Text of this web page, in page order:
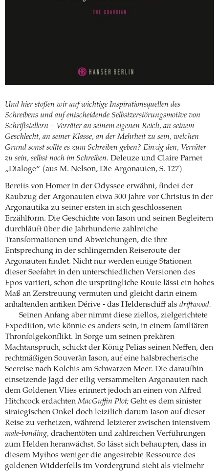
Und hier stoßen wir auf wichtige Inspirationsquellen des
Schreibens und auf entscheidende Selbstzerstörungsmotive von
Schriftstellern – Verräter an seinem eigenen Reich, an seinem
Geschlecht, an seiner Klasse, an der Mehrheit zu sein, welchen
Grund sonst sollte es zum Schreiben geben? Einzig den, Verräter
zu sein, selbst noch im Schreiben. Deleuze und Claire Parnet
„Dialoge“ (aus M. Nelson, Die Argonauten, S. 127)
Bereits von Homer in der Odyssee erwähnt, findet der
Raubzug der Argonauten etwa 300 Jahre vor Christus in der
Argonautika zu seiner ersten in sich geschlossenen
Erzählform. Die Geschichte von Iason und seinen Begleitern
durchläuft über die Jahrhunderte zahlreiche
Transformationen und Abweichungen, die ihre
Entsprechung in der schlingernden Reiseroute der
Argonauten findet. Nicht nur werden einige Stationen
dieser Seefahrt in den unterschiedlichen Versionen des
Epos variiert, schon die ursprüngliche Route lässt ein hohes
Maß an Zerstreuung vermuten und gleicht darin einem
anhaltenden antiken Dérive - das Heldenschiff als driftwood.
Seinen Anfang aber nimmt diese ziellos, zielgerichtete
Expedition, wie könnte es anders sein, in einem familiären
Thronfolgekonflikt. In Sorge um seinen prekären
Machtanspruch, schickt der König Pelias seinen Neffen, den
rechtmäßigen Souverän Iason, auf eine halsbrecherische
Seereise nach Kolchis am Schwarzen Meer. Die daraufhin
einsetzende Jagd der eilig versammelten Argonauten nach
dem Goldenen Vlies erinnert jedoch an einen von Alfred
Hitchcock erdachtenMacGuffin Plot; Geht es dem sinister
strategischen Onkel doch letztlich darum Iason auf dieser
Reise zu verheizen, während letzterer zwischen intensivem
male-bonding, drachentöten und zahlreichen Verführungen
zum Helden heranwächst. So lässt sich behaupten, dass in
diesem Mythos weniger die angestrebte Ressource des
goldenen Widderfells im Vordergrund steht als vielmehr